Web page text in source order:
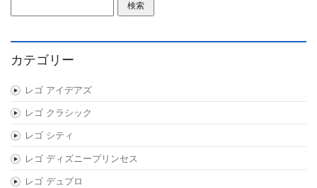
カテゴリー
レゴ アイデアズ
レゴ クラシック
レゴ シティ
レゴ ディズニープリンセス
レゴ デュプロ